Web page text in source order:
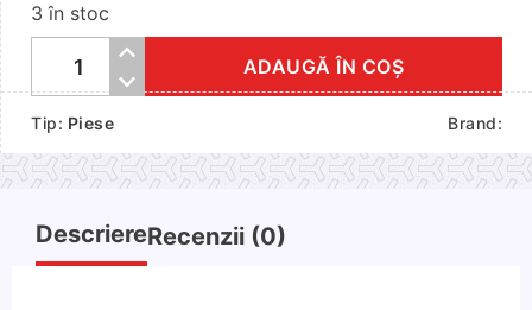
3 în stoc
Cantitate
de
aer,
arc
pneumatic
BMW
ADAUGĂ ÎN COȘ
Tip: Piese Brand:
DescriereRecenzii (0)